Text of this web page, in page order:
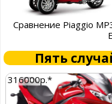
Сравнение Piaggio
Пять
316000р.*